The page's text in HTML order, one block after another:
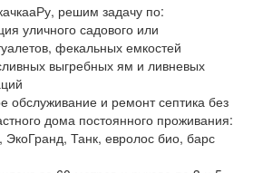
решим задачу по:
уличного садового или
фекальных емкостей
выгребных ям и ливневых
обслуживание и ремонт септика без
дома постоянного проживания:
Танк, евролос био, барс